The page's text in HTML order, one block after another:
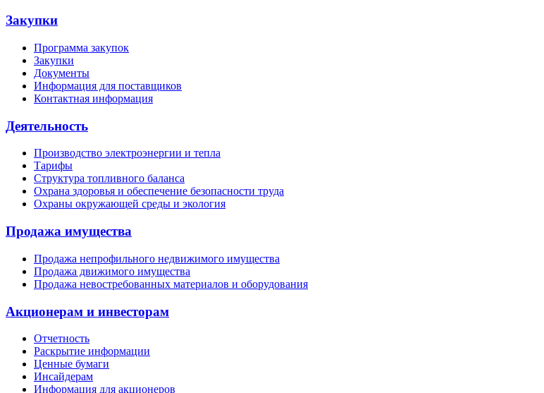
Закупки
Программа закупок
Закупки
Документы
Информация для поставщиков
Контактная информация
Деятельность
Производство электроэнергии и тепла
Тарифы
Структура топливного баланса
Охрана здоровья и обеспечение безопасности труда
Охраны окружающей среды и экология
Продажа имущества
Продажа непрофильного недвижимого имущества
Продажа движимого имущества
Продажа невостребованных материалов и оборудования
Акционерам и инвесторам
Отчетность
Раскрытие информации
Ценные бумаги
Инсайдерам
Информация для акционеров